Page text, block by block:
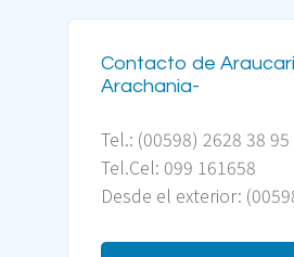
Contacto de
Arachania-
Tel.: (00598) 2628 38 95
Tel.Cel: 099 161658
Desde el exterior: